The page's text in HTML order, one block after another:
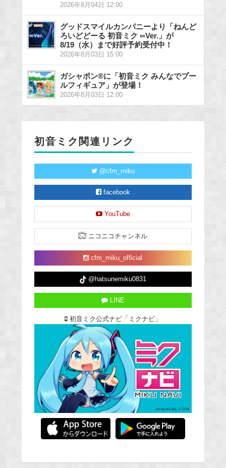
2026年8月04日 12:00
グッドスマイルカンパニーより「ねんど
ろいどどーる 初音ミク ∞Ver.」が
8/19（水）まで好評予約受付中！
2026年8月03日 15:00
ガシャポン®に「初音ミク みんなでプー
ルフィギュア」が登場！
2026年8月03日 12:00
初音ミク関連リンク
@cfm_miku
facebook
YouTube
ニコニコチャンネル
cfm_miku_official
@hatsunemiku0831
LINE
初音ミク公式ナビ「ミクナビ」